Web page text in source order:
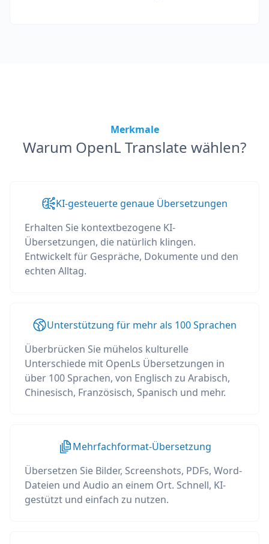
Merkmale
Warum OpenL Translate wählen?
KI-gesteuerte genaue Übersetzungen
Erhalten Sie kontextbezogene KI-
Übersetzungen, die natürlich klingen.
Entwickelt für Gespräche, Dokumente und den
echten Alltag.
Unterstützung für mehr als 100 Sprachen
Überbrücken Sie mühelos kulturelle
Unterschiede mit OpenLs Übersetzungen in
über 100 Sprachen, von Englisch zu Arabisch,
Chinesisch, Französisch, Spanisch und mehr.
Mehrfachformat-Übersetzung
Übersetzen Sie Bilder, Screenshots, PDFs, Word-
Dateien und Audio an einem Ort. Schnell, KI-
gestützt und einfach zu nutzen.